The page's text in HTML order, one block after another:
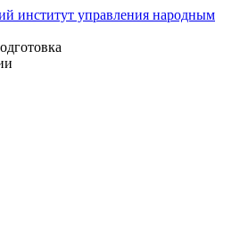
институт управления народным